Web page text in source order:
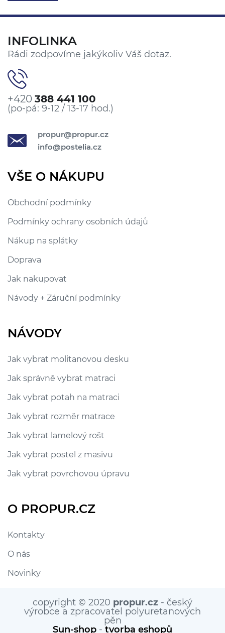
INFOLINKA
Rádi zodpovíme jakýkoliv Váš dotaz.
+420 388 441 100
(po-pá: 9-12 / 13-17 hod.)
propur@propur.cz
info@postelia.cz
VŠE O NÁKUPU
Obchodní podmínky
Podmínky ochrany osobních údajů
Nákup na splátky
Doprava
Jak nakupovat
Návody + Záruční podmínky
NÁVODY
Jak vybrat molitanovou desku
Jak správně vybrat matraci
Jak vybrat potah na matraci
Jak vybrat rozměr matrace
Jak vybrat lamelový rošt
Jak vybrat postel z masivu
Jak vybrat povrchovou úpravu
O PROPUR.CZ
Kontakty
O nás
Novinky
copyright © 2020 propur.cz - český
výrobce a zpracovatel polyuretanových
pěn
Sun-shop - tvorba eshopů